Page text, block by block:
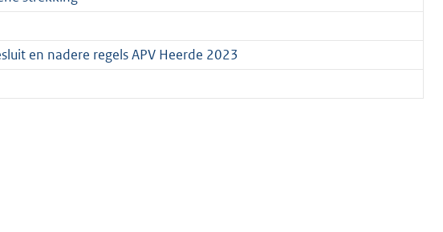
en nadere regels APV Heerde 2023